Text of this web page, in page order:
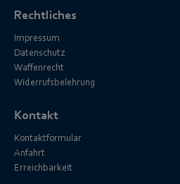
Rechtliches
Impressum
Datenschutz
Waffenrecht
Widerrufsbelehrung
Kontakt
Kontaktformular
Anfahrt
Erreichbarkeit